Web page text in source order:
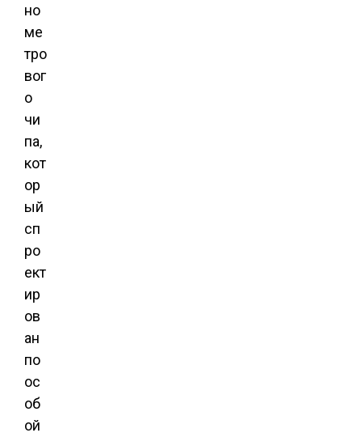
но
ме
тро
вог
о
чи
па,
кот
ор
ый
сп
ро
ект
ир
ов
ан
по
ос
об
ой